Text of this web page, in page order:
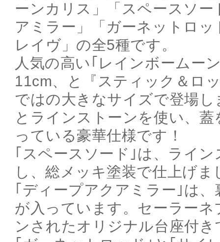
ーンカリス」「スペースソ
アミラー」「ガーネットロ
レイヴ」の全5種です。
人気の高い｢レインボームー
11cm、と『スティック＆ロ
ではの大きなサイズで登場
とラインストーンを使い、
っている豪華仕様です！
｢スペースソード｣は、ライ
し、総メッキ塗装で仕上げま
｢ディープアクアミラー｣は
が入っています。セーラー
ンされたオリジナル台座付き